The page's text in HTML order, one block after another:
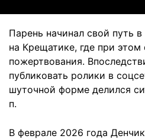
Парень начинал свой путь
на Крещатике, где при этом
пожертвования.
публиковать ролики в
шуточной форме делился
п.
В феврале 2026 года